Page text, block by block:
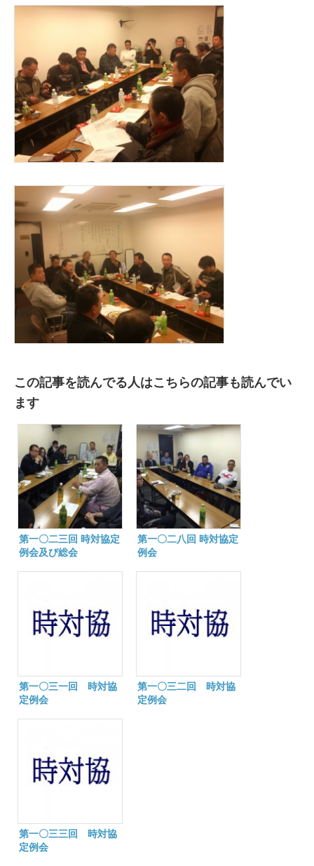
この記事を読んでる人はこちらの記事も読んでい
ます
第一〇二三回 時対協定
例会及び総会
第一〇二八回 時対協定
例会
第一〇三一回 時対協
定例会
第一〇三二回 時対協
定例会
第一〇三三回 時対協
定例会